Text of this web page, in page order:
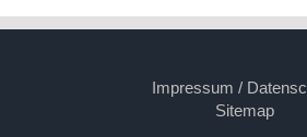
Impressum /
Sitemap